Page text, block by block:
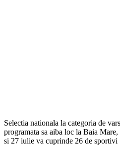
Selectia nationala la categoria de
programata sa aiba loc la Baia
si 27 iulie va cuprinde 26 de